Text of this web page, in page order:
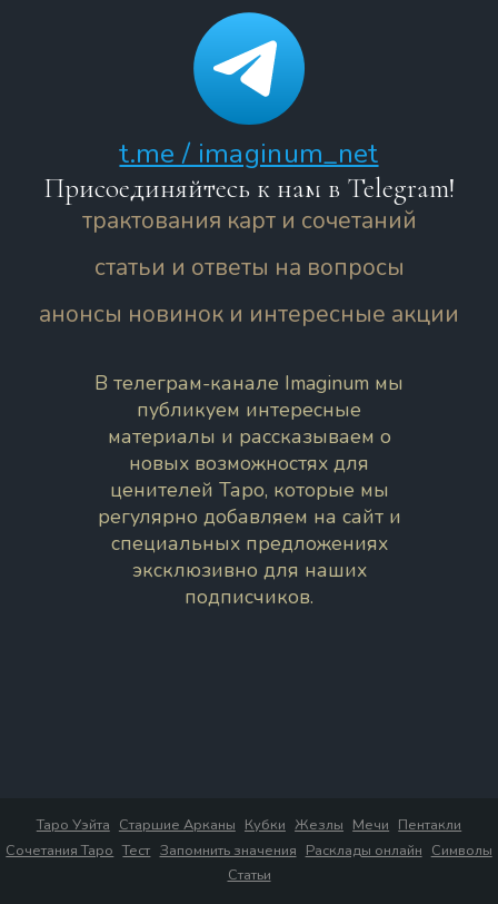
t.me / imaginum_net
Присоединяйтесь к нам в Telegram!
трактования карт и сочетаний
статьи и ответы на вопросы
анонсы новинок и интересные акции
В телеграм-канале Imaginum мы
публикуем интересные
материалы и рассказываем о
новых возможностях для
ценителей Таро, которые мы
регулярно добавляем на сайт и
специальных предложениях
эксклюзивно для наших
подписчиков.
Таро Уэйта Старшие Арканы Кубки Жезлы Мечи Пентакли
Сочетания Таро Тест Запомнить значения Расклады онлайн Символы
Статьи